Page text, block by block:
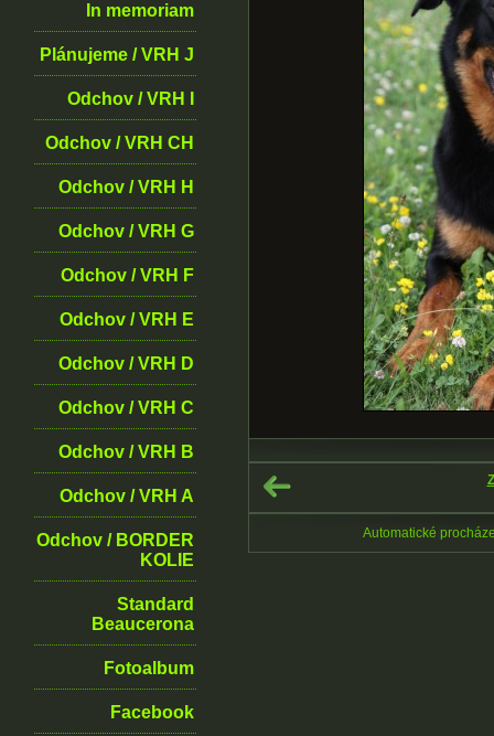
In memoriam
Plánujeme / VRH J
Odchov / VRH I
Odchov / VRH CH
Odchov / VRH H
Odchov / VRH G
Odchov / VRH F
Odchov / VRH E
Odchov / VRH D
Odchov / VRH C
Odchov / VRH B
Odchov / VRH A
Odchov / BORDER
KOLIE
Standard
Beaucerona
Fotoalbum
Facebook
Automatické